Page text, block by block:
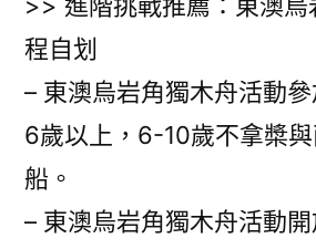
程自划
– 東澳烏岩角獨木舟活動
6歲以上，6-10歲不拿槳
船。
– 東澳烏岩角獨木舟活動